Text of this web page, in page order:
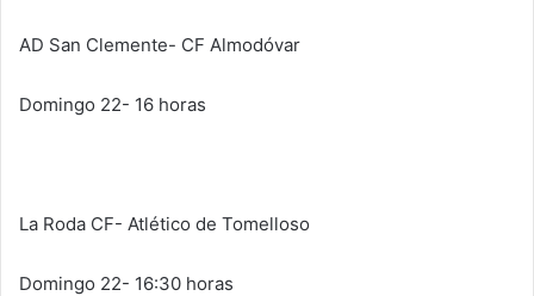
AD San Clemente- CF Almodóvar
Domingo 22- 16 horas
La Roda CF- Atlético de Tomelloso
Domingo 22- 16:30 horas